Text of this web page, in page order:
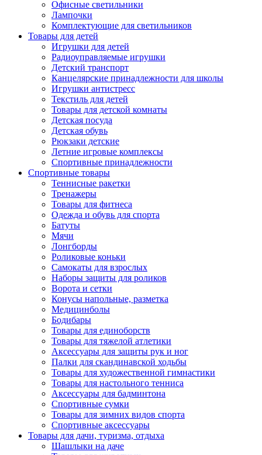
Офисные светильники
Лампочки
Комплектующие для светильников
Товары для детей
Игрушки для детей
Радиоуправляемые игрушки
Детский транспорт
Канцелярские принадлежности для школы
Игрушки антистресс
Текстиль для детей
Товары для детской комнаты
Детская посуда
Детская обувь
Рюкзаки детские
Летние игровые комплексы
Спортивные принадлежности
Спортивные товары
Теннисные ракетки
Тренажеры
Товары для фитнеса
Одежда и обувь для спорта
Батуты
Мячи
Лонгборды
Роликовые коньки
Самокаты для взрослых
Наборы защиты для роликов
Ворота и сетки
Конусы напольные, разметка
Медицинболы
Бодибары
Товары для единоборств
Товары для тяжелой атлетики
Аксессуары для защиты рук и ног
Палки для скандинавской ходьбы
Товары для художественной гимнастики
Товары для настольного тенниса
Аксессуары для бадминтона
Спортивные сумки
Товары для зимних видов спорта
Спортивные аксессуары
Товары для дачи, туризма, отдыха
Шашлыки на даче